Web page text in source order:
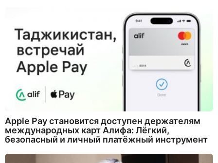
Apple Pay становится доступен держателям
международных карт Алифа: Лёгкий,
безопасный и личный платёжный инструмент